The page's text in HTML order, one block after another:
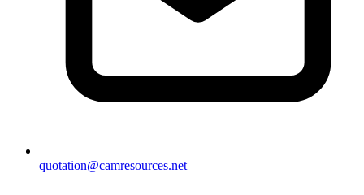
quotation@camresources.net